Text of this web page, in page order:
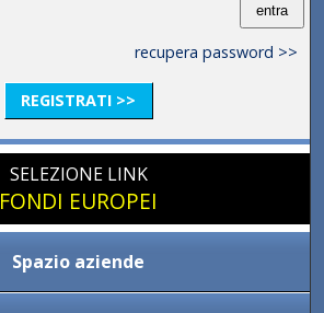
recupera password >>
REGISTRATI >>
SELEZIONE LINK
FONDI EUROPEI
Spazio aziende